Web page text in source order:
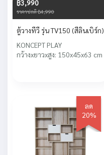
฿3,990
ราคาปกติ ฿4,990
ตู้วางทีวี รุ่น TV150 (สีลินเบิร์ก)
KONCEPT PLAY
กว้างxยาวxสูง: 150x45x63 cm
ลด
20%